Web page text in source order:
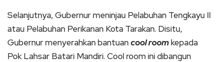
Selanjutnya, Gubernur meninjau Pelabuhan Tengkayu II
atau Pelabuhan Perikanan Kota Tarakan. Disitu,
Gubernur menyerahkan bantuancool roomkepada
Pok Lahsar Batari Mandiri. Cool room ini dibangun